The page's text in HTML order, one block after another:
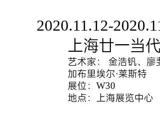
2020.11.12-
上海廿一当
艺术家： 金浩钒、廖
加布里埃尔·莱斯特
展位：W30
地点：上海展览中心